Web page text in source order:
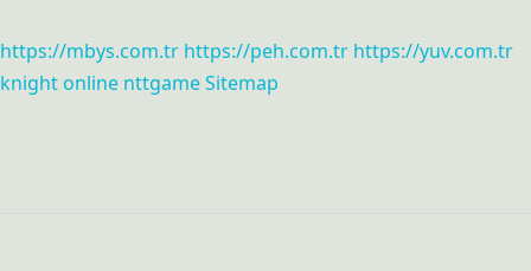
https://mbys.com.tr https://peh.com.tr https://yuv.com.tr
knight online nttgameSitemap